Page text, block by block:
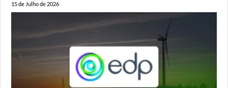
15 de Julho de 2026